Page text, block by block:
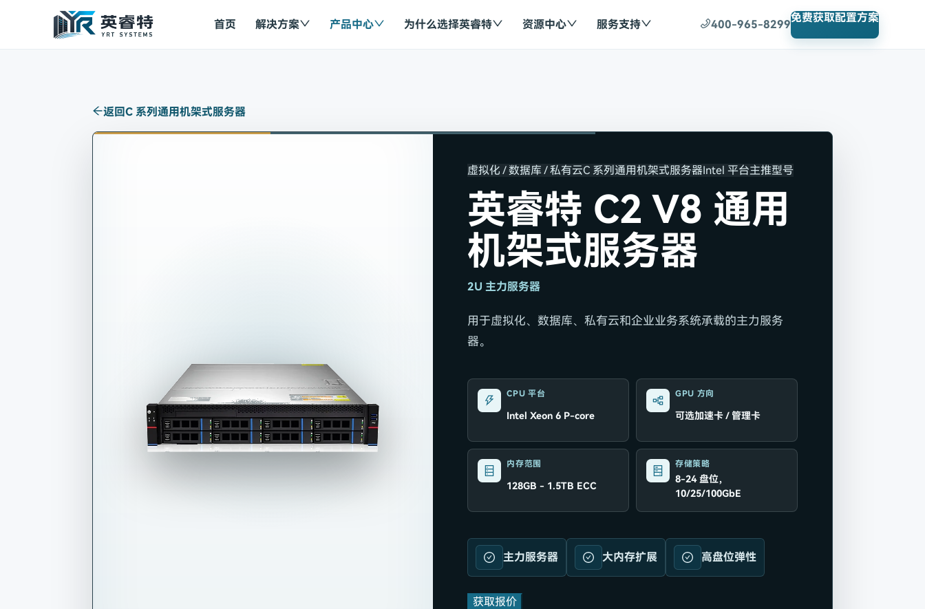
首页 解决方案 产品中心 为什么选择英睿特 资源中心 服务支持 400-965-8299
免费获取配置方案
返回C 系列通用机架式服务器
虚拟化 / 数据库 / 私有云C 系列通用机架式服务器Intel 平台主推型号
英睿特 C2 V8 通用
机架式服务器
2U 主力服务器
用于虚拟化、数据库、私有云和企业业务系统承载的主力服务
器。
CPU 平台
Intel Xeon 6 P-core
GPU 方向
可选加速卡 / 管理卡
内存范围
128GB - 1.5TB ECC
存储策略
8-24 盘位，
10/25/100GbE
主力服务器 大内存扩展 高盘位弹性
获取报价